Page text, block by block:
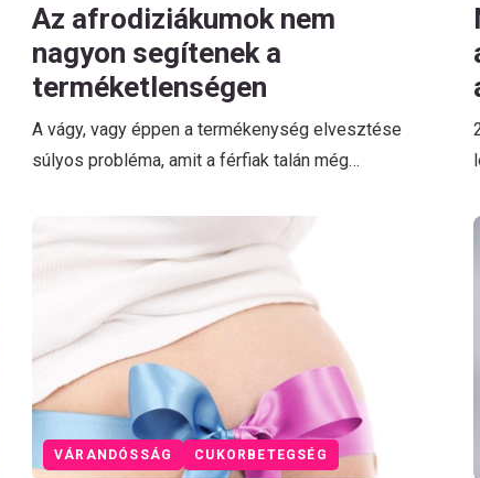
Az afrodiziákumok nem
nagyon segítenek a
terméketlenségen
A vágy, vagy éppen a termékenység elvesztése
súlyos probléma, amit a férfiak talán még…
VÁRANDÓSSÁG CUKORBETEGSÉG